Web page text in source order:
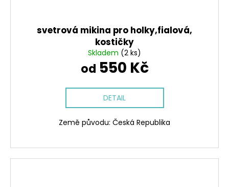
svetrová mikina pro holky,fialová,
kostičky
Skladem (2 ks)
od 550 Kč
DETAIL
Země původu: Česká Republika